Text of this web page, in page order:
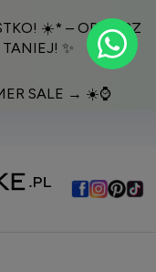
☀️* – ODBIERZ
✨
SALE → ☀️⌚️